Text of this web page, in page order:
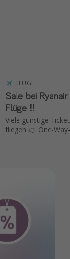
FLÜGE
Sale bei Ryanair ✈️ 15 %
Flüge ‼️
Viele günstige
fliegen 👉 One-